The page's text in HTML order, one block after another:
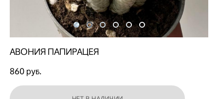
АВОНИЯ ПАПИРАЦЕЯ
860 pуб.